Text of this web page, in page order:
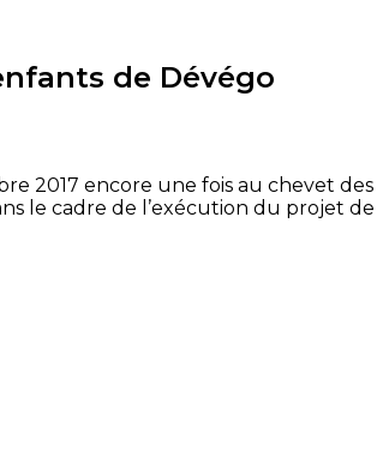
de Dévégo
2017 encore une fois au chevet des
le cadre de l’exécution du projet de